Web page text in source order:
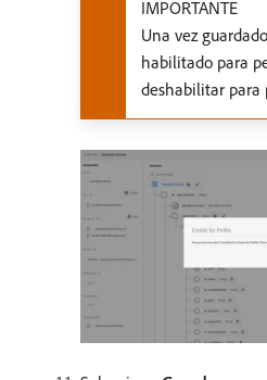
IMPORTANTE
Una vez
habilitado para
deshabilitar para